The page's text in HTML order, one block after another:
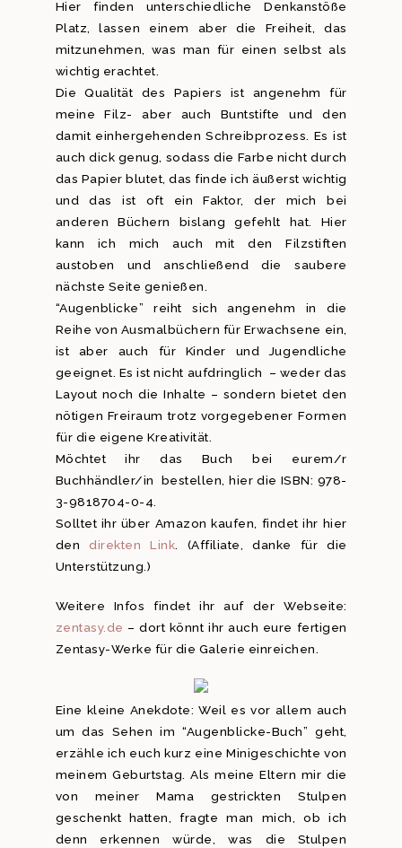
Hier finden unterschiedliche Denkanstöße
Platz, lassen einem aber die Freiheit, das
mitzunehmen, was man für einen selbst als
wichtig erachtet.
Die Qualität des Papiers ist angenehm für
meine Filz- aber auch Buntstifte und den
damit einhergehenden Schreibprozess. Es ist
auch dick genug, sodass die Farbe nicht durch
das Papier blutet, das finde ich äußerst wichtig
und das ist oft ein Faktor, der mich bei
anderen Büchern bislang gefehlt hat. Hier
kann ich mich auch mit den Filzstiften
austoben und anschließend die saubere
nächste Seite genießen.
“Augenblicke” reiht sich angenehm in die
Reihe von Ausmalbüchern für Erwachsene ein,
ist aber auch für Kinder und Jugendliche
geeignet. Es ist nicht aufdringlich – weder das
Layout noch die Inhalte – sondern bietet den
nötigen Freiraum trotz vorgegebener Formen
für die eigene Kreativität.
Möchtet ihr das Buch bei eurem/r
Buchhändler/in bestellen, hier die ISBN: 978-
3-9818704-0-4.
Solltet ihr über Amazon kaufen, findet ihr hier
den direkten Link . (Affiliate, danke für die
Unterstützung.)
Weitere Infos findet ihr auf der Webseite:
zentasy.de – dort könnt ihr auch eure fertigen
Zentasy-Werke für die Galerie einreichen.
Eine kleine Anekdote: Weil es vor allem auch
um das Sehen im “Augenblicke-Buch” geht,
erzähle ich euch kurz eine Minigeschichte von
meinem Geburtstag. Als meine Eltern mir die
von meiner Mama gestrickten Stulpen
geschenkt hatten, fragte man mich, ob ich
denn erkennen würde, was die Stulpen